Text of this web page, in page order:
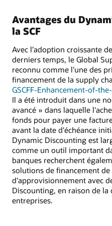
Avantages du
la SCF
Avec l’adoption croissante
derniers temps, le Global
reconnu comme l’une des
financement de la supply
GSCFF-Enhancement-of-
Il a été introduit dans une
avancé » dans laquelle
fonds pour payer une
avant la date d'échéance
Dynamic Discounting est
comme un outil important
banques recherchent
solutions de financement de
d'approvisionnement avec
Discounting, en raison de la
entreprises.